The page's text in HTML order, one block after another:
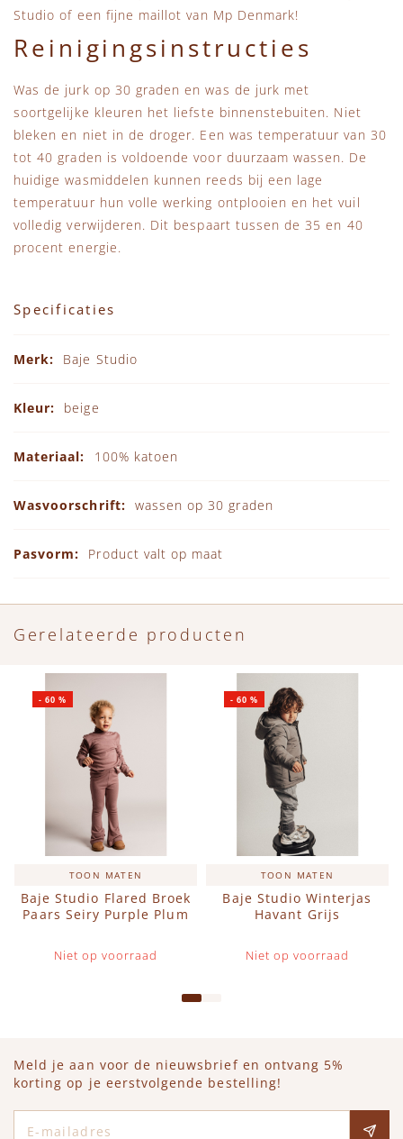
Studio of een fijne maillot van Mp Denmark!
Reinigingsinstructies
Was de jurk op 30 graden en was de jurk met
soortgelijke kleuren het liefste binnenstebuiten. Niet
bleken en niet in de droger. Een was temperatuur van 30
tot 40 graden is voldoende voor duurzaam wassen. De
huidige wasmiddelen kunnen reeds bij een lage
temperatuur hun volle werking ontplooien en het vuil
volledig verwijderen. Dit bespaart tussen de 35 en 40
procent energie.
Specificaties
Baje Studio
beige
100% katoen
wassen op 30 graden
Product valt op maat
Gerelateerde producten
TOON MATEN
Baje Studio Flared Broek
Paars Seiry Purple Plum
Niet op voorraad
-60 %
TOON MATEN
Baje Studio Winterjas
Havant Grijs
Niet op voorraad
-60 %
Meld je aan voor de nieuwsbrief en ontvang 5%
korting op je eerstvolgende bestelling!